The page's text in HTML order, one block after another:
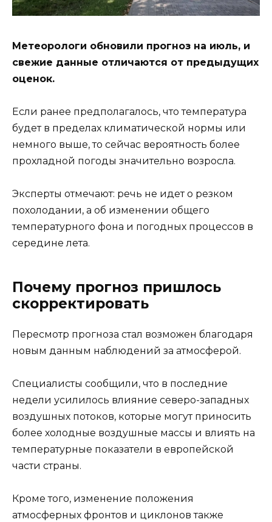
Метеорологи обновили прогноз на июль, и
свежие данные отличаются от предыдущих
оценок.
Если ранее предполагалось, что температура
будет в пределах климатической нормы или
немного выше, то сейчас вероятность более
прохладной погоды значительно возросла.
Эксперты отмечают: речь не идет о резком
похолодании, а об изменении общего
температурного фона и погодных процессов в
середине лета.
Почему прогноз пришлось
скорректировать
Пересмотр прогноза стал возможен благодаря
новым данным наблюдений за атмосферой.
Специалисты сообщили, что в последние
недели усилилось влияние северо-западных
воздушных потоков, которые могут приносить
более холодные воздушные массы и влиять на
температурные показатели в европейской
части страны.
Кроме того, изменение положения
атмосферных фронтов и циклонов также